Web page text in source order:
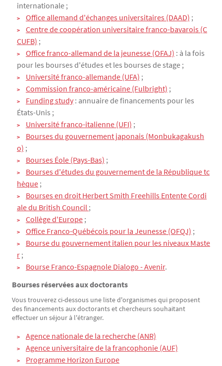
internationale ;
Office allemand d'échanges universitaires (DAAD) ;
Centre de coopération universitaire franco-bavarois (C
CUFB) ;
Office franco-allemand de la jeunesse (OFAJ) : à la fois
pour les bourses d'études et les bourses de stage ;
Université franco-allemande (UFA) ;
Commission franco-américaine (Fulbright) ;
Funding study : annuaire de financements pour les
États-Unis ;
Université franco-italienne (UFI) ;
Bourses du gouvernement japonais (Monbukagakush
o) ;
Bourses Éole (Pays-Bas) ;
Bourses d'études du gouvernement de la République tc
hèque ;
Bourses en droit Herbert Smith Freehills Entente Cordi
ale du British Council ;
Collège d'Europe ;
Office Franco-Québécois pour la Jeunesse (OFQJ) ;
Bourse du gouvernement italien pour les niveaux Maste
r ;
Bourse Franco-Espagnole Dialogo - Avenir.
Bourses réservées aux doctorants
Vous trouverez ci-dessous une liste d'organismes qui proposent
des financements aux doctorants et chercheurs souhaitant
effectuer un séjour à l'étranger.
Agence nationale de la recherche (ANR)
Agence universitaire de la francophonie (AUF)
Programme Horizon Europe